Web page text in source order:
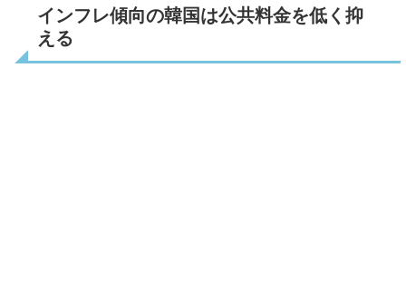
インフレ傾向の韓国は公共料金を低く抑
える